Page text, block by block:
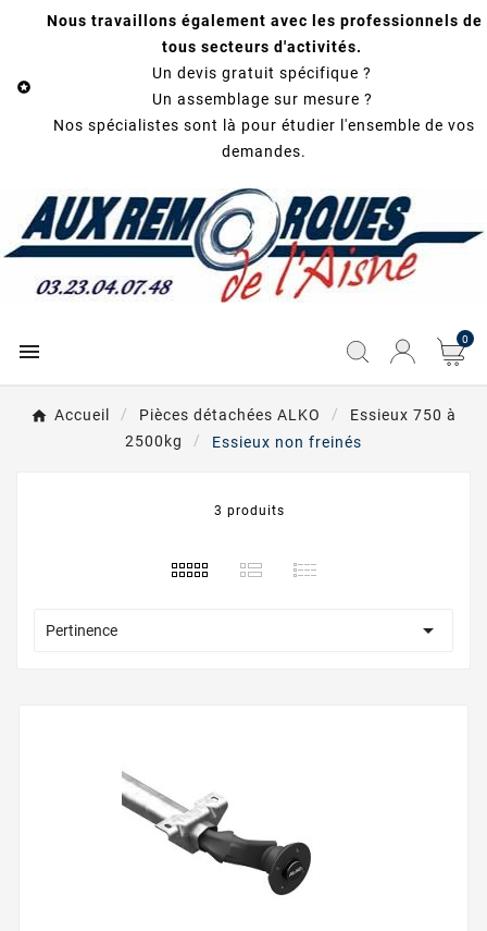

Nous travaillons également avec les professionnels de
tous secteurs d'activités.
Un devis gratuit spécifique ?
Un assemblage sur mesure ?
Nos spécialistes sont là pour étudier l'ensemble de vos
demandes.
 0
Accueil Pièces détachées ALKO
Essieux 750 à
2500kg
Essieux non freinés
3 produits
Pertinence 